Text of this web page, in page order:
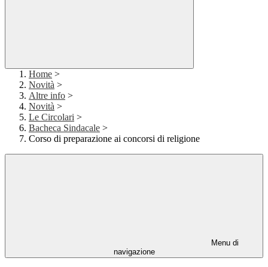
Home >
Novità >
Altre info >
Novità >
Le Circolari >
Bacheca Sindacale >
Corso di preparazione ai concorsi di religione
Menu di
navigazione